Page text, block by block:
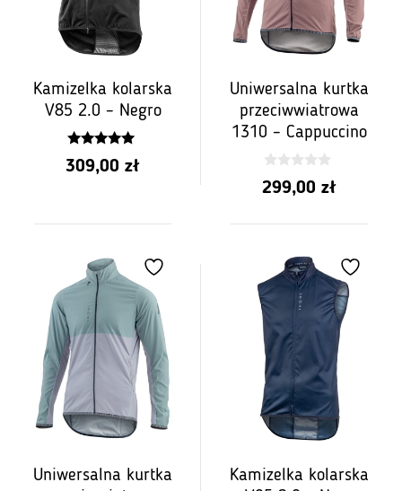
Kamizelka kolarska
V85 2.0 – Negro
5.00
z 5
309,00 zł
Uniwersalna kurtka
przeciwwiatrowa
1310 – Cappuccino
0
z
299,00 zł
Uniwersalna kurtka
Kamizelka kolarska